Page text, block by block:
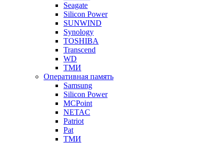
Seagate
Silicon Power
SUNWIND
Synology
TOSHIBA
Transcend
WD
ТМИ
Оперативная память
Samsung
Silicon Power
MCPoint
NETAC
Patriot
Pat
ТМИ